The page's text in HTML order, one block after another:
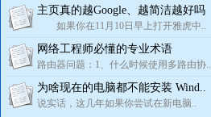
主页真的越Google、越简洁越好吗
如果你在11月10日早上打开雅虎中..
网络工程师必懂的专业术语
路由器问题：1、什么时候使用多路由协..
为啥现在的电脑都不能安装 Wind..
说实话，这几年如果你尝试在新电脑..